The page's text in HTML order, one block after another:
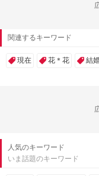
関連するキーワード
現在 花＊花 結
人気のキーワード
いま話題のキーワード